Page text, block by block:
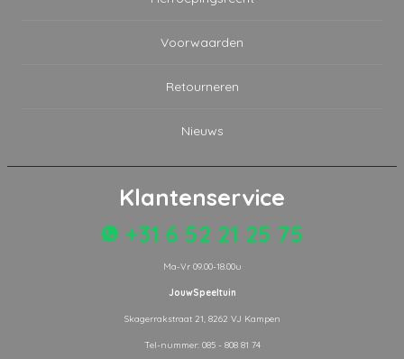
Voorwaarden
Retourneren
Nieuws
Klantenservice
+31 6 52 21 25 75
Ma-Vr 09.00-18.00u
JouwSpeeltuin
Skagerrakstraat 21, 8262 VJ Kampen
Tel-nummer: 085 - 808 81 74